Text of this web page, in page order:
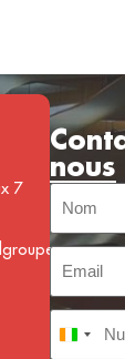
7
nous
Côte